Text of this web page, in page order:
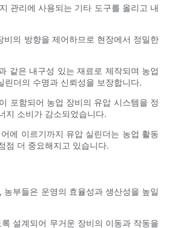
관리에 사용되는 기타 도구를 올리고 내
의 방향을 제어하므로 현장에서 정밀한
같은 내구성 있는 재료로 제작되며 농업
더의 수명과 신뢰성을 보장합니다.
포함되어 농업 장비의 유압 시스템을 정
지 소비가 감소되었습니다.
에 이르기까지 유압 실린더는 농업 활동
점 더 중요해지고 있습니다.
부들은 운영의 효율성과 생산성을 높일
설계되어 무거운 장비의 이동과 작동을